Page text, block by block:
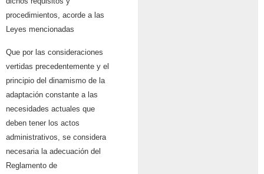
procedimientos, acorde a las
Leyes mencionadas
Que por las consideraciones
vertidas precedentemente y el
principio del dinamismo de la
adaptación constante a las
necesidades actuales que
deben tener los actos
administrativos, se considera
necesaria la adecuación del
Reglamento de